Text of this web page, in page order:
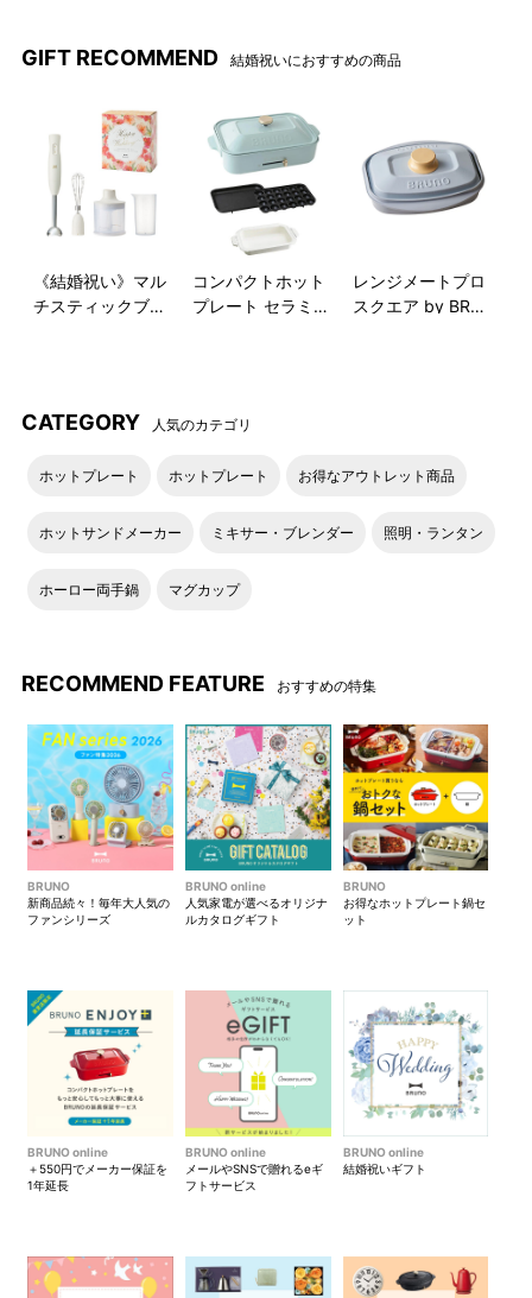
単操作
BRUNOコンパクトブレンダーは本体にあるボタン一つで2つの回転
スイッチを押すだけで簡単に、HIモード（高速時）とLOWモード
LOWモード（低速時）では1分回に14,000回、HIモード（高速時）で
で、食材に合わせてスピードの変更が自由自在！
フレッシュジュースやスムージー、フローズンドリンクなどの簡単な
ドリンクから、手の込んだ料理に見えそうなドレッシング・ムースな
GIFT RECOMMEND 結婚祝いにおすすめの商品
《結婚祝い》マル
チスティックブレ
コンパクトホット
プレート セラミッ
レンジメートプロ
スクエア by BRU
CATEGORY 人気のカテゴリ
ホットプレート ホットプレート お得なアウトレット商品
ホットサンドメーカー ミキサー・ブレンダー 照明・ランタン
ホーロー両手鍋 マグカップ
RECOMMEND FEATURE おすすめの特集
BRUNO
新商品続々！毎年大人気の
ファンシリーズ
BRUNO online
人気家電が選べるオリジナ
ルカタログギフト
BRUNO
お得なホットプレート鍋セ
ット
BRUNO online
＋550円でメーカー保証を
1年延長
BRUNO online
メールやSNSで贈れるeギ
フトサービス
BRUNO online
結婚祝いギフト